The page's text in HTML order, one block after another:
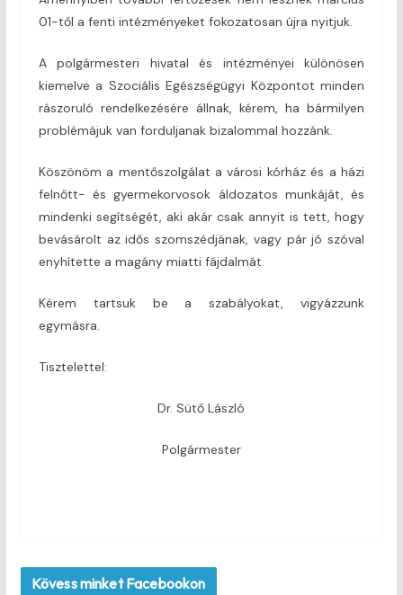
01-től a fenti intézményeket fokozatosan újra nyitjuk.
A polgármesteri hivatal és intézményei különösen
kiemelve a Szociális Egészségügyi Központot minden
rászoruló rendelkezésére állnak, kérem, ha bármilyen
problémájuk van forduljanak bizalommal hozzánk.
Köszönöm a mentőszolgálat a városi kórház és a házi
felnőtt- és gyermekorvosok áldozatos munkáját, és
mindenki segítségét, aki akár csak annyit is tett, hogy
bevásárolt az idős szomszédjának, vagy pár jó szóval
enyhítette a magány miatti fájdalmát.
Kérem tartsuk be a szabályokat, vigyázzunk
egymásra.
Tisztelettel:
Dr. Sütő László
Polgármester
Kövess minket Facebookon